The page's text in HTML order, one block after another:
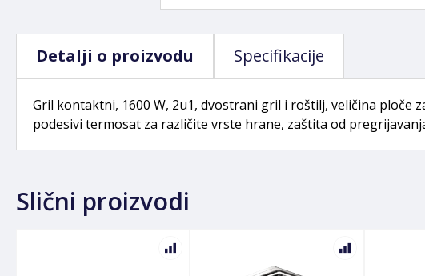
Detalji o proizvodu Specifikacije
Gril kontaktni, 1600 W, 2u1, dvostrani gril i roštilj, veličina ploče
podesivi termosat za različite vrste hrane, zaštita od
Slični proizvodi